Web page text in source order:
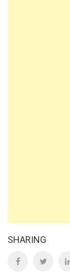
SHARING